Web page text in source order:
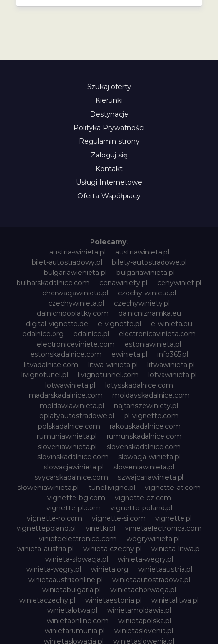
Szukaj oferty
Kierunki
Destynacje
Polityka Prywatności
Regulamin strony
Zaloguj się
Kontakt
Usługi Internetowe
Oferta Współpracy
Polecamy:
austria-winieta.pl
austriawinieta.pl
bilet-autostradowy.pl
bilety-autostradowe.pl
bulgariawienieta.pl
bulgariawinieta.pl
bulharskadalnice.com
cenawiniety.pl
cenywiniet.pl
chorwacjawinieta.pl
czechy-winieta.pl
czechywinieta.pl
czechywiniety.pl
dalnicnipoplatky.com
dalnicniznamka.eu
digital-vignette.de
e-vignette.pl
e-winieta.eu
edalnice.org
edalnice.pl
electronicavinieta.com
electroniceviniete.com
estoniawinieta.pl
estonskadalnice.com
ewinieta.pl
info365.pl
litvadalnice.com
litwa-winieta.pl
litwawinieta.pl
livignotunel.pl
livignotunnel.com
lotvawinieta.pl
lotwawinieta.pl
lotysskadalnice.com
madarskadalnice.com
moldavskadalnice.com
moldawiawinieta.pl
najtanszewiniety.pl
oplatyautostradowe.pl
pl-vignette.com
polskadalnice.com
rakouskadalnice.com
rumuniawinieta.pl
rumunskadalnice.com
sloveniawinieta.pl
slovenskadalnice.com
slovinskadalnice.com
slowacja-winieta.pl
slowacjawinieta.pl
sloweniawinieta.pl
svycarskadalnice.com
szwajcariawinieta.pl
słoweniawinieta.pl
tunellivigno.pl
vignette-at.com
vignette-bg.com
vignette-cz.com
vignette-pl.com
vignette-poland.pl
vignette-ro.com
vignette-si.com
vignette.pl
vignettepoland.pl
vinetki.pl
vinietaelectronica.com
vinieteelectronice.com
wegrywinieta.pl
winieta-austria.pl
winieta-czechy.pl
winieta-litwa.pl
winieta-słowacja.pl
winieta-wegry.pl
winieta-węgry.pl
winieta.org
winietaaustria.pl
winietaaustriaonline.pl
winietaautostradowa.pl
winietabulgaria.pl
winietachorwacja.pl
winietaczechy.pl
winietaestonia.pl
winietalitwa.pl
winietalotwa.pl
winietamoldawia.pl
winietaonline.com
winietapolska.pl
winietarumunia.pl
winietaslovenia.pl
winietaslowacja.pl
winietaslowenia.pl